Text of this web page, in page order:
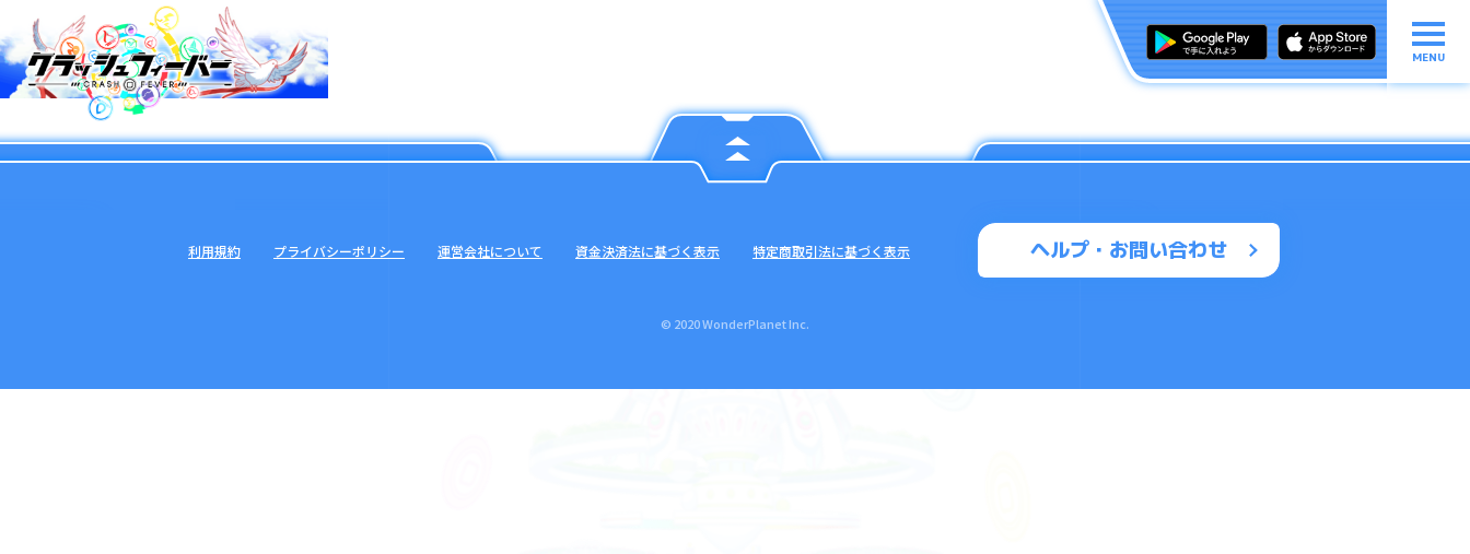
MENU
ヘルプ・お問い合わせ
利用規約 プライバシーポリシー 運営会社について 資金決済法に基づく表示 特定商取引法に基づく表示
© 2020 WonderPlanet Inc.